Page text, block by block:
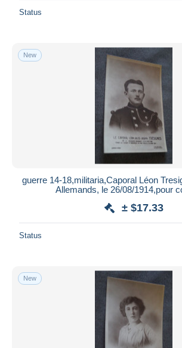
Status
New
guerre 14-18,militaria,Caporal Léon
Allemands, le 26/08/1914,pour
± $17.33
Status
New